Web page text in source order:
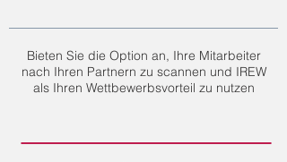
Bieten Sie die Option an, Ihre Mitarbeiter
nach Ihren Partnern zu scannen und IREW
als Ihren Wettbewerbsvorteil zu nutzen